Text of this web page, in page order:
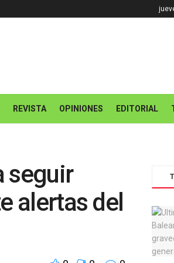
REVISTA OPINIONES EDITORIAL
seguir
alertas del